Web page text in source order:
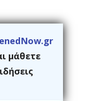
μάθετε